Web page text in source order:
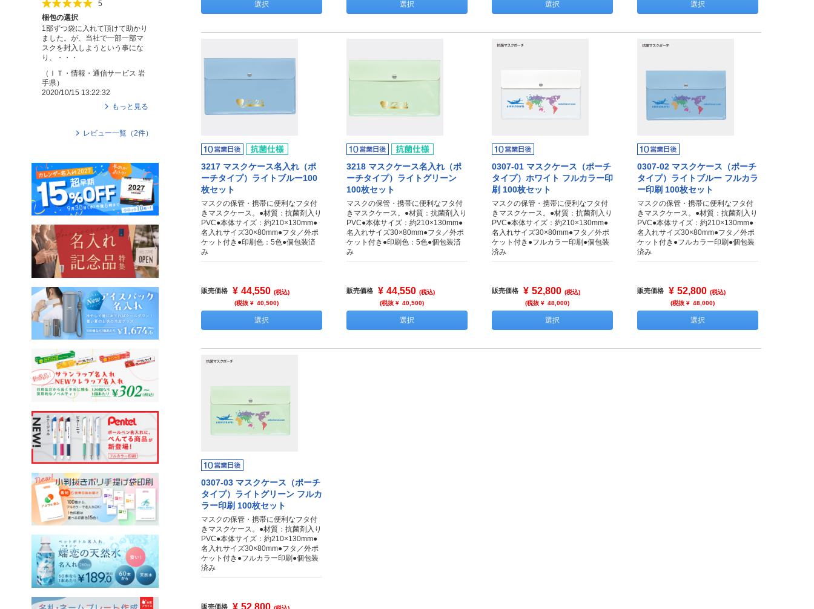
選択 選択 選択 選択
3217 マスクケース名入れ（ポ
ーチタイプ）ライトブルー100
枚セット
マスクの保管・携帯に便利なフタ付
きマスクケース。●材質：抗菌剤入り
PVC●本体サイズ：約210×130mm●
名入れサイズ30×80mm●フタ／外ポ
ケット付き●印刷色：5色●個包装済
み
販売価格 ¥ 44,550 (税込)
(税抜 ¥ 40,500)
選択
3218 マスクケース名入れ（ポ
ーチタイプ）ライトグリーン
100枚セット
マスクの保管・携帯に便利なフタ付
きマスクケース。●材質：抗菌剤入り
PVC●本体サイズ：約210×130mm●
名入れサイズ30×80mm●フタ／外ポ
ケット付き●印刷色：5色●個包装済
み
販売価格 ¥ 44,550 (税込)
(税抜 ¥ 40,500)
選択
0307-01 マスクケース（ポーチ
タイプ）ホワイト フルカラー印
刷 100枚セット
マスクの保管・携帯に便利なフタ付
きマスクケース。●材質：抗菌剤入り
PVC●本体サイズ：約210×130mm●
名入れサイズ30×80mm●フタ／外ポ
ケット付き●フルカラー印刷●個包装
済み
販売価格 ¥ 52,800 (税込)
(税抜 ¥ 48,000)
選択
0307-02 マスクケース（ポーチ
タイプ）ライトブルー フルカラ
ー印刷 100枚セット
マスクの保管・携帯に便利なフタ付
きマスクケース。●材質：抗菌剤入り
PVC●本体サイズ：約210×130mm●
名入れサイズ30×80mm●フタ／外ポ
ケット付き●フルカラー印刷●個包装
済み
販売価格 ¥ 52,800 (税込)
(税抜 ¥ 48,000)
選択
0307-03 マスクケース（ポーチ
タイプ）ライトグリーン フルカ
ラー印刷 100枚セット
マスクの保管・携帯に便利なフタ付
きマスクケース。●材質：抗菌剤入り
PVC●本体サイズ：約210×130mm●
名入れサイズ30×80mm●フタ／外ポ
ケット付き●フルカラー印刷●個包装
済み
販売価格 ¥ 52,800
5
梱包の選択
1部ずつ袋に入れて頂けて助かり
ました。が、当社で一部一部マ
スクを封入しようという事にな
り、・・・
（ ＩＴ・情報・通信サービス 岩
手県）
2020/10/15 13:22:32
もっと見る
レビュー一覧（2件）